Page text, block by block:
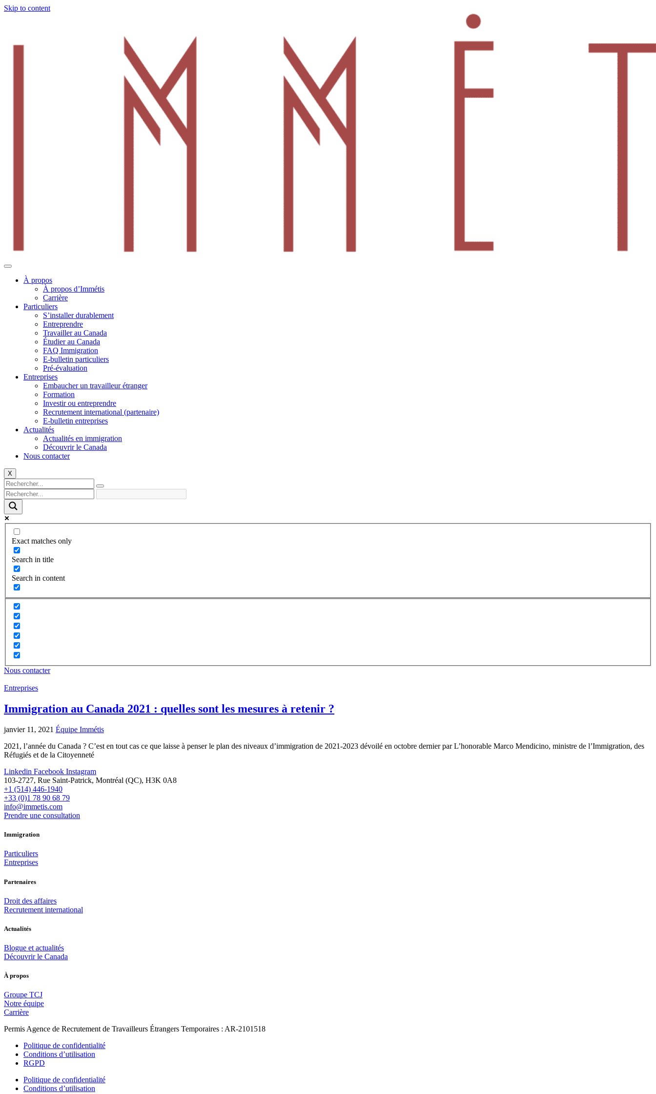
Skip to content
À propos
À propos d’Immétis
Carrière
Particuliers
S’installer durablement
Entreprendre
Travailler au Canada
Étudier au Canada
FAQ Immigration
E-bulletin particuliers
Pré-évaluation
Entreprises
Embaucher un travailleur étranger
Formation
Investir ou entreprendre
Recrutement international (partenaire)
E-bulletin entreprises
Actualités
Actualités en immigration
Découvrir le Canada
Nous contacter
X
Exact matches only
Search in title
Search in content
Nous contacter
Entreprises
Immigration au Canada 2021 : quelles sont les mesures à retenir ?
janvier 11, 2021 Équipe Immétis
2021, l’année du Canada ? C’est en tout cas ce que laisse à penser le plan des niveaux d’immigration de 2021-2023 dévoilé en octobre dernier par L’honorable Marco Mendicino, ministre de l’Immigration, des
Réfugiés et de la Citoyenneté
Linkedin Facebook Instagram
103-2727, Rue Saint-Patrick, Montréal (QC), H3K 0A8
+1 (514) 446-1940
+33 (0)1 78 90 68 79
info@immetis.com
Prendre une consultation
Immigration
Particuliers
Entreprises
Partenaires
Droit des affaires
Recrutement international
Actualités
Blogue et actualités
Découvrir le Canada
À propos
Groupe TCJ
Notre équipe
Carrière
Permis Agence de Recrutement de Travailleurs Étrangers Temporaires : AR-2101518
Politique de confidentialité
Conditions d’utilisation
RGPD
Politique de confidentialité
Conditions d’utilisation